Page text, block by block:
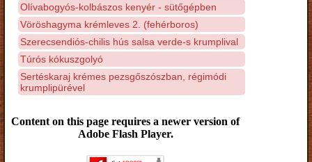
Olívabogyós-kolbászos kenyér - sütőgépben
Vöröshagyma krémleves 2. (fehérboros)
Szerecsendiós-chilis hús salsa verde-s krumplival
Túrós kókuszgolyó
Sertéskaraj krémes pezsgőszószban, régimódi
krumplipürével
Content on this page requires a newer version of
Adobe Flash Player.